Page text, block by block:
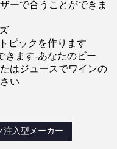
ーで合うことができま
ピックを作ります
きます-あなたのビー
はジュースでワインの
い
注入型メーカー